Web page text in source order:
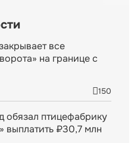
все
на границе с
150
обязал птицефабрику
выплатить ₽30,7 млн